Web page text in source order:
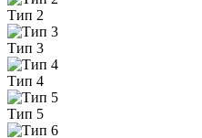
Тип 2
Тип 3
Тип 4
Тип 5